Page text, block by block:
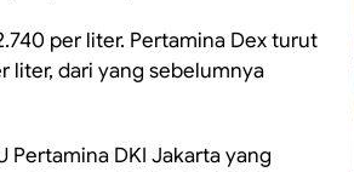
per liter. Pertamina Dex turut
liter, dari yang sebelumnya
Pertamina DKI Jakarta yang